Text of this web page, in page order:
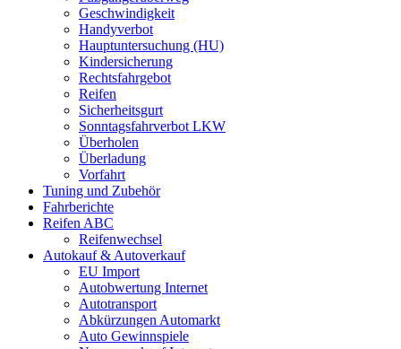
Geschwindigkeit
Handyverbot
Hauptuntersuchung (HU)
Kindersicherung
Rechtsfahrgebot
Reifen
Sicherheitsgurt
Sonntagsfahrverbot LKW
Überholen
Überladung
Vorfahrt
Tuning und Zubehör
Fahrberichte
Reifen ABC
Reifenwechsel
Autokauf & Autoverkauf
EU Import
Autobwertung Internet
Autotransport
Abkürzungen Automarkt
Auto Gewinnspiele